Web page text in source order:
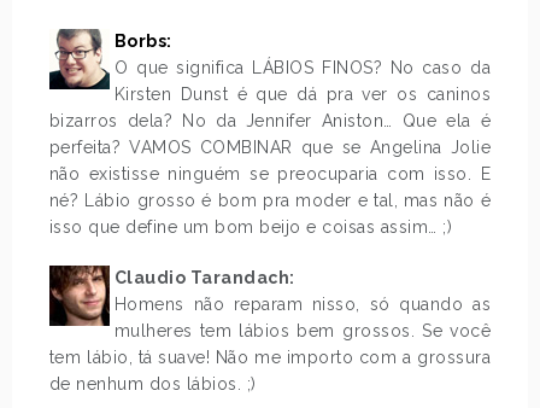
Borbs:
O que significa LÁBIOS FINOS? No caso da
Kirsten Dunst é que dá pra ver os caninos
bizarros dela? No da Jennifer Aniston… Que ela é
perfeita? VAMOS COMBINAR que se Angelina Jolie
não existisse ninguém se preocuparia com isso. E
né? Lábio grosso é bom pra moder e tal, mas não é
isso que define um bom beijo e coisas assim… ;)
Claudio Tarandach:
Homens não reparam nisso, só quando as
mulheres tem lábios bem grossos. Se você
tem lábio, tá suave! Não me importo com a grossura
de nenhum dos lábios. ;)